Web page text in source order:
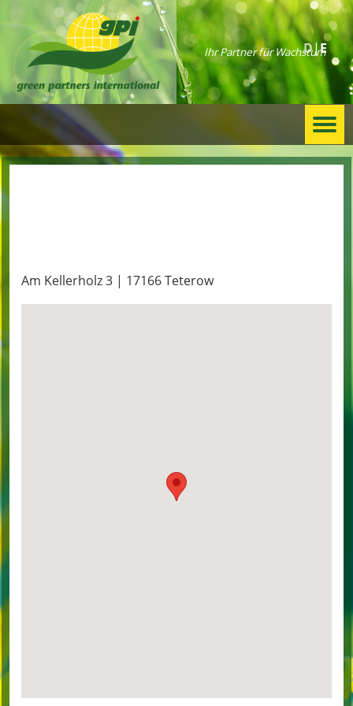
Ihr Partner für Wachstum
D E
Am Kellerholz 3 | 17166 Teterow